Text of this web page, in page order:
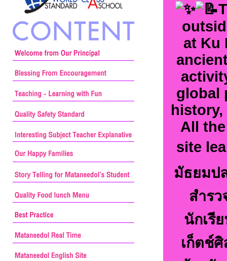
at Ku
global
history,
All
site
มัธยมป
สำร
นักเรี
เก็ตช์